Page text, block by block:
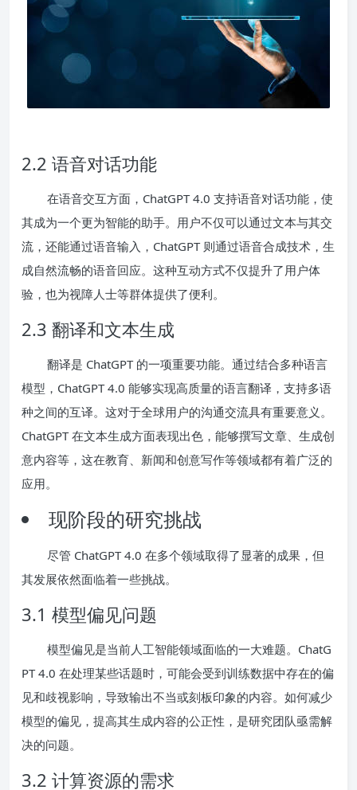
2.2 语音对话功能
在语音交互方面，ChatGPT 4.0 支持语音对话功能，使
其成为一个更为智能的助手。用户不仅可以通过文本与其交
流，还能通过语音输入，ChatGPT 则通过语音合成技术，生
成自然流畅的语音回应。这种互动方式不仅提升了用户体
验，也为视障人士等群体提供了便利。
2.3 翻译和文本生成
翻译是 ChatGPT 的一项重要功能。通过结合多种语言
模型，ChatGPT 4.0 能够实现高质量的语言翻译，支持多语
种之间的互译。这对于全球用户的沟通交流具有重要意义。
ChatGPT 在文本生成方面表现出色，能够撰写文章、生成创
意内容等，这在教育、新闻和创意写作等领域都有着广泛的
应用。
现阶段的研究挑战
尽管 ChatGPT 4.0 在多个领域取得了显著的成果，但
其发展依然面临着一些挑战。
3.1 模型偏见问题
模型偏见是当前人工智能领域面临的一大难题。ChatG
PT 4.0 在处理某些话题时，可能会受到训练数据中存在的偏
见和歧视影响，导致输出不当或刻板印象的内容。如何减少
模型的偏见，提高其生成内容的公正性，是研究团队亟需解
决的问题。
3.2 计算资源的需求